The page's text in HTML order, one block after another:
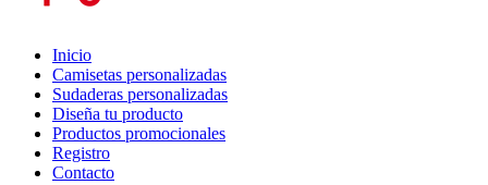
Inicio
Camisetas personalizadas
Sudaderas personalizadas
Diseña tu producto
Productos promocionales
Registro
Contacto